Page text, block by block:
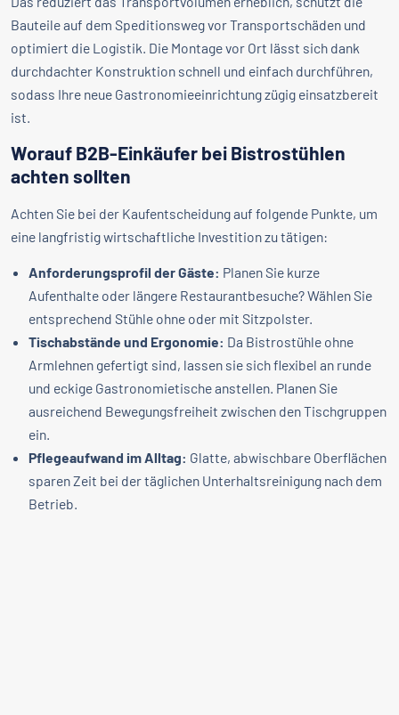
Bauteile auf dem Speditionsweg vor Transportschäden und
optimiert die Logistik. Die Montage vor Ort lässt sich dank
durchdachter Konstruktion schnell und einfach durchführen,
sodass Ihre neue Gastronomieeinrichtung zügig einsatzbereit
ist.
Worauf B2B-Einkäufer bei Bistrostühlen
achten sollten
Achten Sie bei der Kaufentscheidung auf folgende Punkte, um
eine langfristig wirtschaftliche Investition zu tätigen:
Anforderungsprofil der Gäste: Planen Sie kurze
Aufenthalte oder längere Restaurantbesuche? Wählen Sie
entsprechend Stühle ohne oder mit Sitzpolster.
Tischabstände und Ergonomie: Da Bistrostühle ohne
Armlehnen gefertigt sind, lassen sie sich flexibel an runde
und eckige Gastronomietische anstellen. Planen Sie
ausreichend Bewegungsfreiheit zwischen den Tischgruppen
ein.
Pflegeaufwand im Alltag: Glatte, abwischbare Oberflächen
sparen Zeit bei der täglichen Unterhaltsreinigung nach dem
Betrieb.